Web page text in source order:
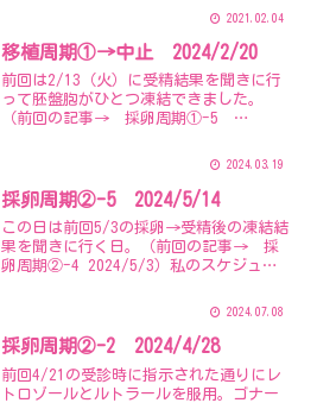
までドタバタで、すごく大変だったので
終わったらすっかり燃え尽き症候群にな
ってました。で、数...
2021.02.04
移植周期①→中止 2024/2/20
前回は2/13（火）に受精結果を聞きに行
って胚盤胞がひとつ凍結できました。
（前回の記事→ 採卵周期①-5
が来たので、移植周期に入るために
圧が高いため内...
2024.03.19
採卵周期②-5 2024/5/14
この日は前回5/3の採卵→受精後の凍結結
果を聞きに行く日。（前回の記事→ 採
卵周期②-4 2024/5/3）私のスケジュー
ちがあいてしまいました。なので、実は
た。こ...
2024.07.08
採卵周期②-2 2024/4/28
前回4/21の受診時に指示された通りにレ
トロゾールとルトラールを服用。ゴナー